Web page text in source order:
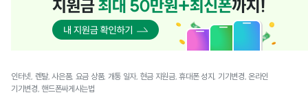
인터넷, 렌탈, 사은품, 요금 상품, 개통 일자, 현금 지원금, 휴대폰 성지, 기기변경, 온라인
기기변경, 핸드폰싸게사는법